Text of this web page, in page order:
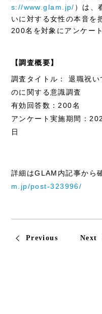
s://www.glam.jp/ ）は、
いに対する女性の本音を
200名を対象にアンケー
【調査概要】
調査タイトル： 退職祝
のに関する意識調査
有効回答数：200名
アンケート実施期間：
日
詳細はGLAM内記事から
m.jp/post-323996/
Previous Next